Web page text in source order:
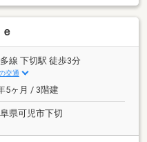
線 下切駅 徒歩3分
交通
5ヶ月 / 3階建
県可児市下切